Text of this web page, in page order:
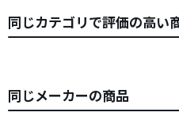
す。
備のエースパターとして重宝
ちなもに、私は現在エースと
同じカテゴリで評価の高い
同じメーカーの商品